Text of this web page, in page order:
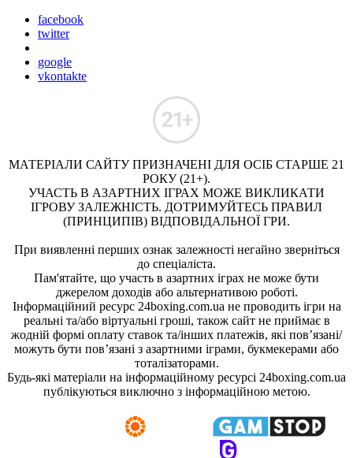
facebook
twitter
google
vkontakte
МАТЕРІАЛИ САЙТУ ПРИЗНАЧЕНІ ДЛЯ ОСІБ СТАРШЕ 21
РОКУ (21+).
УЧАСТЬ В АЗАРТНИХ ІГРАХ МОЖЕ ВИКЛИКАТИ
ІГРОВУ ЗАЛЕЖНІСТЬ. ДОТРИМУЙТЕСЬ ПРАВИЛ
(ПРИНЦИПІВ) ВІДПОВІДАЛЬНОЇ ГРИ.
При виявленні перших ознак залежності негайно зверніться
до спеціаліста.
Пам'ятайте, що участь в азартних іграх не може бути
джерелом доходів або альтернативою роботі.
Інформаційний ресурс 24boxing.com.ua не проводить ігри на
реальні та/або віртуальні гроші, також сайт не приймає в
жодній формі оплату ставок та/інших платежів, які пов’язані/
можуть бути пов’язані з азартними іграми, букмекерами або
тоталізаторами.
Будь-які матеріали на інформаційному ресурсі 24boxing.com.ua
публікуються виключно з інформаційною метою.